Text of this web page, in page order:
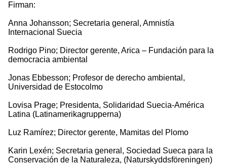
Firman:
Anna Johansson; Secretaria general, Amnistía
Internacional Suecia
Rodrigo Pino; Director gerente, Arica – Fundación para la
democracia ambiental
Jonas Ebbesson; Profesor de derecho ambiental,
Universidad de Estocolmo
Lovisa Prage; Presidenta, Solidaridad Suecia-América
Latina (Latinamerika­grupperna)
Luz Ramírez; Director gerente, Mamitas del Plomo
Karin Lexén; Secretaria general, Sociedad Sueca para la
Conservación de la Naturaleza, (Naturskydds­föreningen)